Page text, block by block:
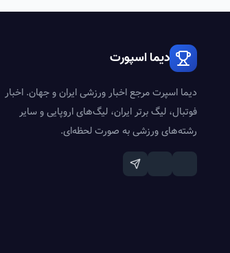
دیما اسپورت
دیما اسپرت مرجع اخبار ورزشی ایران و جهان. اخبار
فوتبال، لیگ برتر ایران، لیگ‌های اروپایی و سایر
رشته‌های ورزشی به صورت لحظه‌ای.